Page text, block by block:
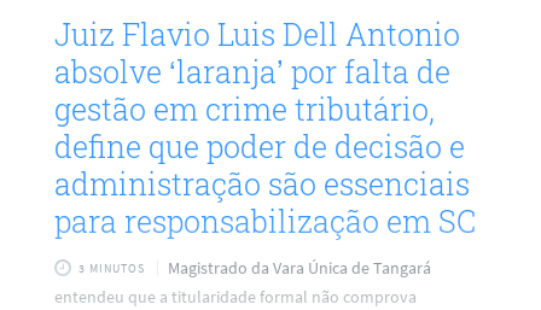
Juiz Flavio Luis Dell Antonio
absolve ‘laranja’ por falta de
gestão em crime tributário,
define que poder de decisão e
administração são essenciais
para responsabilização em SC
3 MINUTOS
Magistrado da Vara Única de Tangará
entendeu que a titularidade formal não comprova